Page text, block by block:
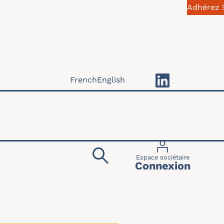
Adhérez !
Menu du
Espace sociétaire
Connexion
FrenchEnglish